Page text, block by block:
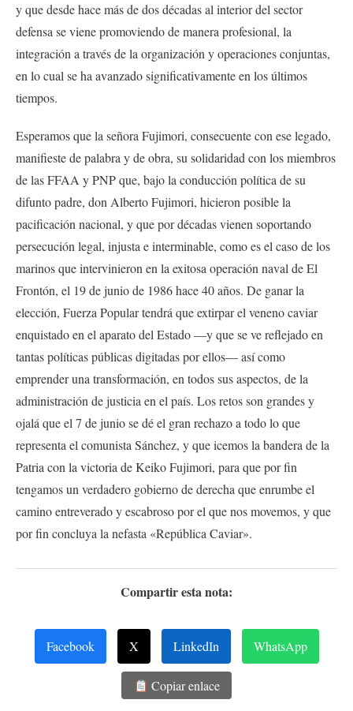
y que desde hace más de dos décadas al interior del sector
defensa se viene promoviendo de manera profesional, la
integración a través de la organización y operaciones conjuntas,
en lo cual se ha avanzado significativamente en los últimos
tiempos.
Esperamos que la señora Fujimori, consecuente con ese legado,
manifieste de palabra y de obra, su solidaridad con los miembros
de las FFAA y PNP que, bajo la conducción política de su
difunto padre, don Alberto Fujimori, hicieron posible la
pacificación nacional, y que por décadas vienen soportando
persecución legal, injusta e interminable, como es el caso de los
marinos que intervinieron en la exitosa operación naval de El
Frontón, el 19 de junio de 1986 hace 40 años. De ganar la
elección, Fuerza Popular tendrá que extirpar el veneno caviar
enquistado en el aparato del Estado —y que se ve reflejado en
tantas políticas públicas digitadas por ellos— así como
emprender una transformación, en todos sus aspectos, de la
administración de justicia en el país. Los retos son grandes y
ojalá que el 7 de junio se dé el gran rechazo a todo lo que
representa el comunista Sánchez, y que icemos la bandera de la
Patria con la victoria de Keiko Fujimori, para que por fin
tengamos un verdadero gobierno de derecha que enrumbe el
camino entreverado y escabroso por el que nos movemos, y que
por fin concluya la nefasta «República Caviar».
Compartir esta nota:
Facebook X LinkedIn WhatsApp
Copiar enlace